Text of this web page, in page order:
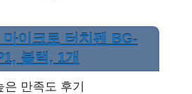
이크로 터치펜 BG-
블랙, 1개
만족도 후기